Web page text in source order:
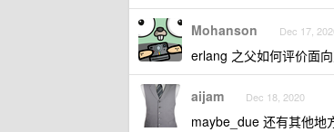
Mohanson Dec 17,
erlang 之父如何评价面
aijam Dec 18, 2020
maybe_due 还有其他地